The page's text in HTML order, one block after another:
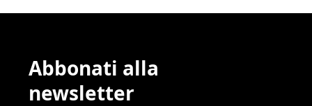
Abbonati alla
newsletter